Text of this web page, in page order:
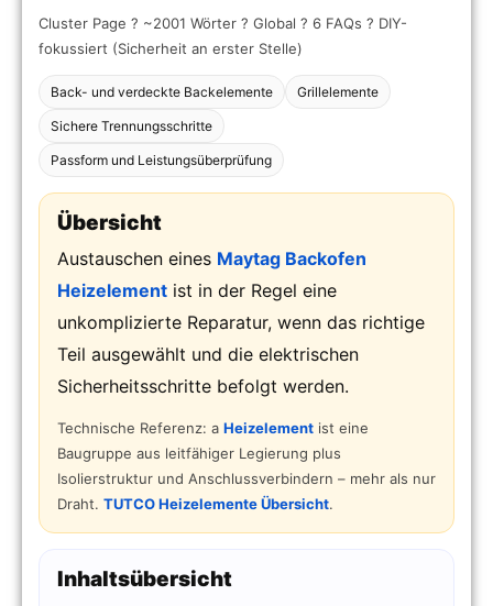
Cluster Page ? ~2001 Wörter ? Global ? 6 FAQs ? DIY-
fokussiert (Sicherheit an erster Stelle)
Back- und verdeckte Backelemente Grillelemente
Sichere Trennungsschritte
Passform und Leistungsüberprüfung
Übersicht
Austauschen eines Maytag Backofen
Heizelement ist in der Regel eine
unkomplizierte Reparatur, wenn das richtige
Teil ausgewählt und die elektrischen
Sicherheitsschritte befolgt werden.
Technische Referenz: a Heizelement ist eine
Baugruppe aus leitfähiger Legierung plus
Isolierstruktur und Anschlussverbindern – mehr als nur
Draht. TUTCO Heizelemente Übersicht.
Inhaltsübersicht